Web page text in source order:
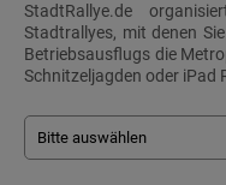
StadtRallye.de
Stadtrallyes, mit denen
Betriebsausflugs die
Schnitzeljagden oder iPad